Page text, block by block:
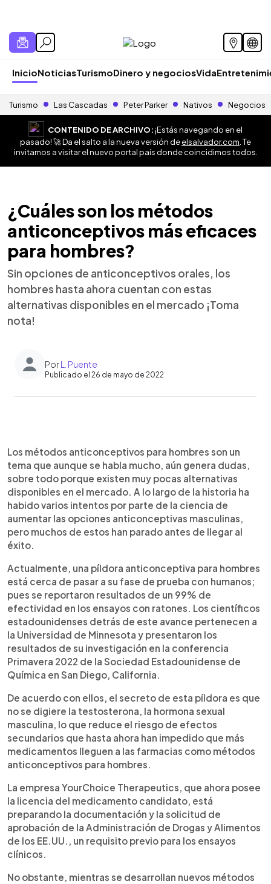
InicioNoticiasTurismoDinero y negociosVida
Turismo Las Cascadas Peter Parker Nativos Negocios
CONTENIDO DE ARCHIVO:¡Estás navegando en el
pasado! 🚀 Da el salto a la nueva versión deelsalvador.com . Te
invitamos a visitar el nuevo portal país donde coincidimos todos.
¿Cuáles son los métodos
anticonceptivos más eficaces
para hombres?
Sin opciones de anticonceptivos orales, los
hombres hasta ahora cuentan con estas
alternativas disponibles en el mercado ¡Toma
nota!
PorL. Puente
Publicado el 26 de mayo de 2022
► Escuchar artículo
Los métodos anticonceptivos para hombres son un
tema que aunque se habla mucho, aún genera dudas,
sobre todo porque existen muy pocas alternativas
disponibles en el mercado. A lo largo de la historia ha
habido varios intentos por parte de la ciencia de
aumentar las opciones anticonceptivas masculinas,
pero muchos de estos han parado antes de llegar al
éxito.
Actualmente, una píldora anticonceptiva para hombres
está cerca de pasar a su fase de prueba con humanos;
pues se reportaron resultados de un 99% de
efectividad en los ensayos con ratones. Los científicos
estadounidenses detrás de este avance pertenecen a
la Universidad de Minnesota y presentaron los
resultados de su investigación en la conferencia
Primavera 2022 de la Sociedad Estadounidense de
Química en San Diego, California.
De acuerdo con ellos, el secreto de esta píldora es que
no se digiere la testosterona, la hormona sexual
masculina, lo que reduce el riesgo de efectos
secundarios que hasta ahora han impedido que más
medicamentos lleguen a las farmacias como métodos
anticonceptivos para hombres.
La empresa YourChoice Therapeutics, que ahora posee
la licencia del medicamento candidato, está
preparando la documentación y la solicitud de
aprobación de la Administración de Drogas y Alimentos
de los EE.UU., un requisito previo para los ensayos
clínicos.
No obstante, mientras se desarrollan nuevos métodos